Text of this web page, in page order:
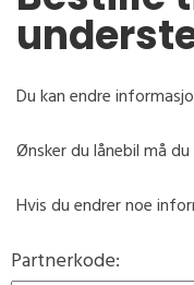
Du kan endre
Ønsker du lånebil må
Hvis du endrer noe
Partnerkode: